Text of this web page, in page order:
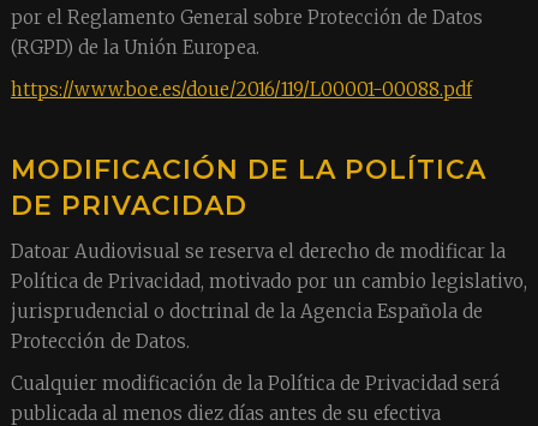
por el Reglamento General sobre Protección de Datos
(RGPD) de la Unión Europea.
https://www.boe.es/doue/2016/119/L00001-00088.pdf
MODIFICACIÓN DE LA POLÍTICA
DE PRIVACIDAD
Datoar Audiovisual se reserva el derecho de modificar la
Política de Privacidad, motivado por un cambio legislativo,
jurisprudencial o doctrinal de la Agencia Española de
Protección de Datos.
Cualquier modificación de la Política de Privacidad será
publicada al menos diez días antes de su efectiva